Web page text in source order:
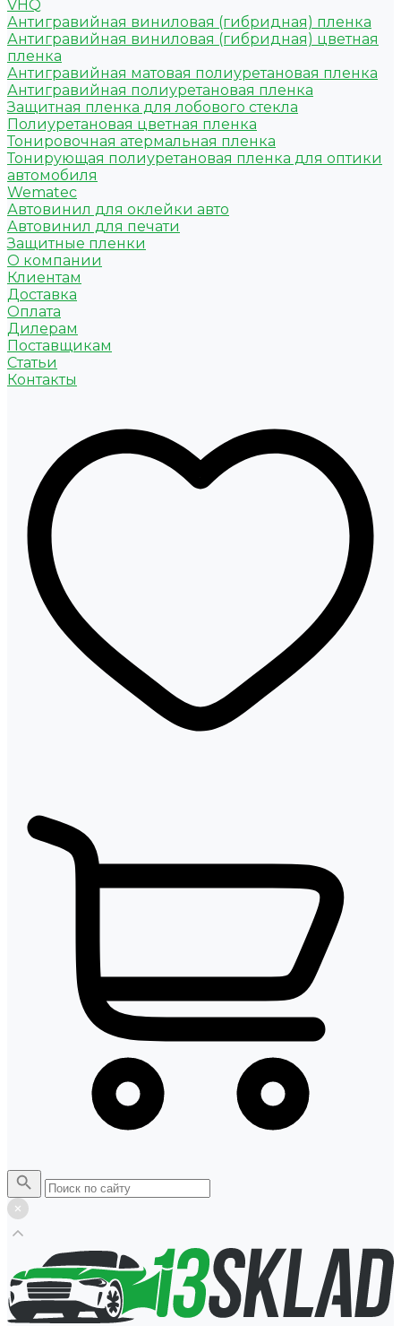
VHQ
Антигравийная виниловая (гибридная) пленка
Антигравийная виниловая (гибридная) цветная
пленка
Антигравийная матовая полиуретановая пленка
Антигравийная полиуретановая пленка
Защитная пленка для лобового стекла
Полиуретановая цветная пленка
Тонировочная атермальная пленка
Тонирующая полиуретановая пленка для оптики
автомобиля
Wematec
Автовинил для оклейки авто
Автовинил для печати
Защитные пленки
О компании
Клиентам
Доставка
Оплата
Дилерам
Поставщикам
Статьи
Контакты